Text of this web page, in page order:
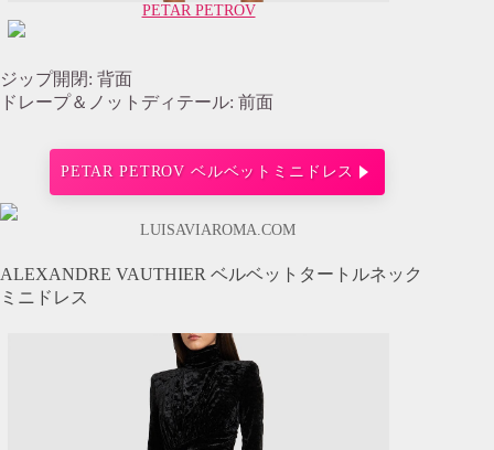
PETAR PETROV
ジップ開閉: 背面
ドレープ＆ノットディテール: 前面
PETAR PETROV ベルベットミニドレス
LUISAVIAROMA.COM
ALEXANDRE VAUTHIER ベルベットタートルネック
ミニドレス